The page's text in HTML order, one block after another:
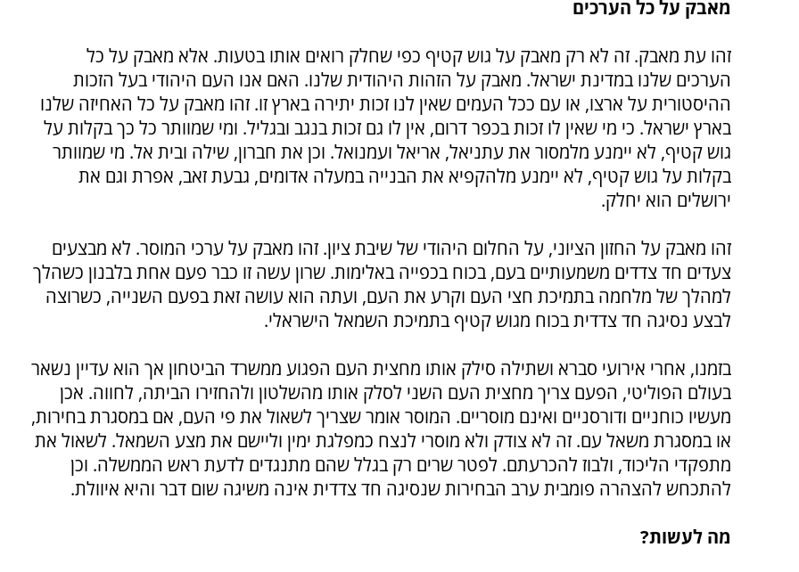
מאבק על כל הערכים
זהו עת מאבק. זה לא רק מאבק על גוש קטיף כפי שחלק רואים אותו בטעות. אלא מאבק על כל
הערכים שלנו במדינת ישראל. מאבק על הזהות היהודית שלנו. האם אנו העם היהודי בעל הזכות
ההיסטורית על ארצו, או עם ככל העמים שאין לנו זכות יתירה בארץ זו. זהו מאבק על כל האחיזה שלנו
בארץ ישראל. כי מי שאין לו זכות בכפר דרום, אין לו גם זכות בנגב ובגליל. ומי שמוותר כל כך בקלות על
גוש קטיף, לא יימנע מלמסור את עתניאל, אריאל ועמנואל. וכן את חברון, שילה ובית אל. מי שמוותר
בקלות על גוש קטיף, לא יימנע מלהקפיא את הבנייה במעלה אדומים, גבעת זאב, אפרת וגם את
ירושלים הוא יחלק.
זהו מאבק על החזון הציוני, על החלום היהודי של שיבת ציון. זהו מאבק על ערכי המוסר. לא מבצעים
צעדים חד צדדים משמעותיים בעם, בכוח בכפייה באלימות. שרון עשה זו כבר פעם אחת בלבנון כשהלך
למהלך של מלחמה בתמיכת חצי העם וקרע את העם, ועתה הוא עושה זאת בפעם השנייה, כשרוצה
לבצע נסיגה חד צדדית בכוח מגוש קטיף בתמיכת השמאל הישראלי.
בזמנו, אחרי אירועי סברא ושתילה סילק אותו מחצית העם הפגוע ממשרד הביטחון אך הוא עדיין נשאר
בעולם הפוליטי, הפעם צריך מחצית העם השני לסלק אותו מהשלטון ולהחזירו הביתה, לחווה. אכן
מעשיו כוחניים ודורסניים ואינם מוסריים. המוסר אומר שצריך לשאול את פי העם, אם במסגרת בחירות,
או במסגרת משאל עם. זה לא צודק ולא מוסרי לנצח כמפלגת ימין וליישם את מצע השמאל. לשאול את
מתפקדי הליכוד, ולבוז להכרעתם. לפטר שרים רק בגלל שהם מתנגדים לדעת ראש הממשלה. וכן
להתכחש להצהרה פומבית ערב הבחירות שנסיגה חד צדדית אינה משיגה שום דבר והיא איוולת.
מה לעשות?